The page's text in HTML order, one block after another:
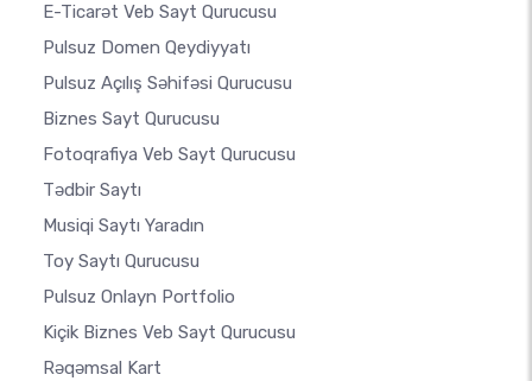
E-Ticarət Veb Sayt Qurucusu
Pulsuz Domen Qeydiyyatı
Pulsuz Açılış Səhifəsi Qurucusu
Biznes Sayt Qurucusu
Fotoqrafiya Veb Sayt Qurucusu
Tədbir Saytı
Musiqi Saytı Yaradın
Toy Saytı Qurucusu
Pulsuz Onlayn Portfolio
Kiçik Biznes Veb Sayt Qurucusu
Rəqəmsal Kart